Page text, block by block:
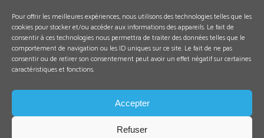
Pour offrir les meilleures expériences, nous utilisons des technologies telles que les
cookies pour stocker et/ou accéder aux informations des appareils. Le fait de
consentir à ces technologies nous permettra de traiter des données telles que le
comportement de navigation ou les ID uniques sur ce site. Le fait de ne pas
consentir ou de retirer son consentement peut avoir un effet négatif sur certaines
caractéristiques et fonctions.
Accepter
Refuser